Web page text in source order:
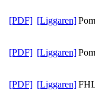
[PDF] [Liggaren]
[PDF] [Liggaren]
[PDF] [Liggaren]